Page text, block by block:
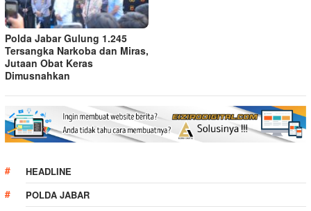
Polda Jabar Gulung 1.245
Tersangka Narkoba dan Miras,
Jutaan Obat Keras
Dimusnahkan
HEADLINE
POLDA JABAR